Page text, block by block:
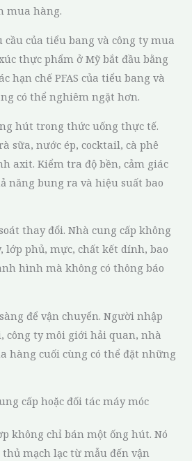
mua hàng.
của tiểu bang và công ty mua
thực phẩm ở Mỹ bắt đầu bằng
hạn chế PFAS của tiểu bang và
có thể nghiêm ngặt hơn.
hút trong thức uống thực tế.
sữa, nước ép, cocktail, cà phê
axit. Kiểm tra độ bền, cảm giác
năng bung ra và hiệu suất bao
thay đổi. Nhà cung cấp không
lớp phủ, mực, chất kết dính, bao
hình mà không có thông báo
để vận chuyển. Người nhập
công ty môi giới hải quan, nhà
hàng cuối cùng có thể đặt những
cấp hoặc đối tác máy móc
không chỉ bán một ống hút. Nó
mạch lạc từ mẫu đến vận